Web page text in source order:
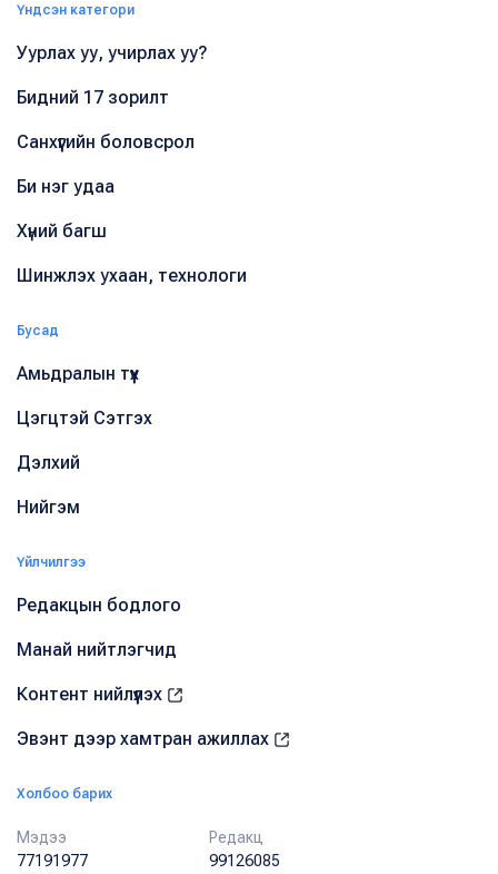
Үндсэн категори
Уурлах уу, учирлах уу?
Бидний 17 зорилт
Санхүүгийн боловсрол
Би нэг удаа
Хүний багш
Шинжлэх ухаан, технологи
Бусад
Амьдралын түүх
Цэгцтэй Сэтгэх
Дэлхий
Нийгэм
Үйлчилгээ
Редакцын бодлого
Манай нийтлэгчид
Контент нийлүүлэх
Эвэнт дээр хамтран ажиллах
Холбоо барих
Мэдээ
77191977
Редакц
99126085